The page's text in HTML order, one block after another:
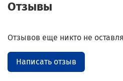
Отзывы
Отзывов еще никто не
Написать отзыв